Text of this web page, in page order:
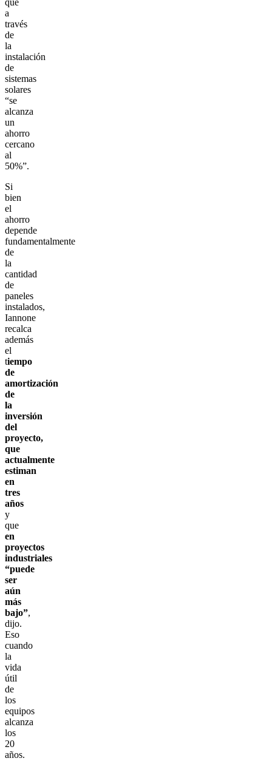
que
a
través
de
la
instalación
de
sistemas
solares
“se
alcanza
un
ahorro
cercano
al
50%”.
Si
bien
el
ahorro
depende
fundamentalmente
de
la
cantidad
de
paneles
instalados,
Iannone
recalca
además
el
tiempo
de
amortización
de
la
inversión
del
proyecto,
que
actualmente
estiman
en
tres
años
y
que
en
proyectos
industriales
“puede
ser
aún
más
bajo”,
dijo.
Eso
cuando
la
vida
útil
de
los
equipos
alcanza
los
20
años.